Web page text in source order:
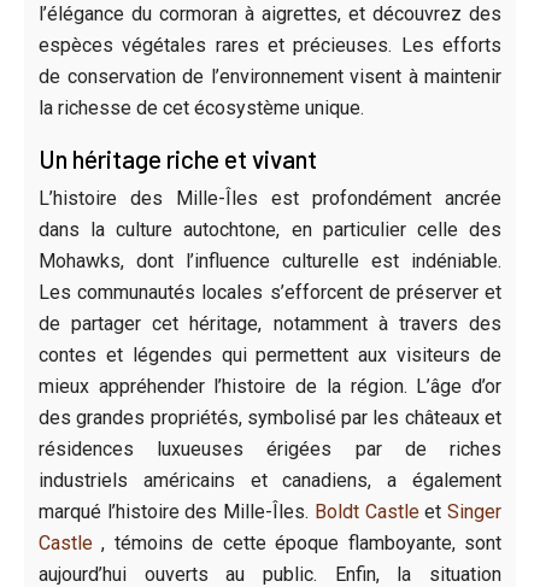
l’élégance du cormoran à aigrettes, et découvrez des
espèces végétales rares et précieuses. Les efforts
de conservation de l’environnement visent à maintenir
la richesse de cet écosystème unique.
Un héritage riche et vivant
L’histoire des Mille-Îles est profondément ancrée
dans la culture autochtone, en particulier celle des
Mohawks, dont l’influence culturelle est indéniable.
Les communautés locales s’efforcent de préserver et
de partager cet héritage, notamment à travers des
contes et légendes qui permettent aux visiteurs de
mieux appréhender l’histoire de la région. L’âge d’or
des grandes propriétés, symbolisé par les châteaux et
résidences luxueuses érigées par de riches
industriels américains et canadiens, a également
marqué l’histoire des Mille-Îles. Boldt CastleetSinger
Castle, témoins de cette époque flamboyante, sont
aujourd’hui ouverts au public. Enfin, la situation